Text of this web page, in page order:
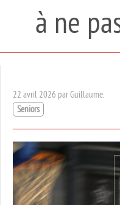
à ne
22 avril 2026 par Guillaume.
Seniors